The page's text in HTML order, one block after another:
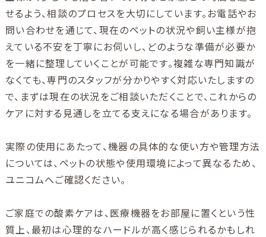
せるよう、相談のプロセスを大切にしています。お電話やお
問い合わせを通じて、現在のペットの状況や飼い主様が抱
えている不安を丁寧にお伺いし、どのような準備が必要か
を一緒に整理していくことが可能です。複雑な専門知識が
なくても、専門のスタッフが分かりやすく対応いたしますの
で、まずは現在の状況をご相談いただくことで、これからの
ケアに対する見通しを立てる支えになる場合があります。
実際の使用にあたって、機器の具体的な使い方や管理方法
については、ペットの状態や使用環境によって異なるため、
ユニコムへご確認ください。
ご家庭での酸素ケアは、医療機器をお部屋に置くという性
質上、最初は心理的なハードルが高く感じられるかもしれ